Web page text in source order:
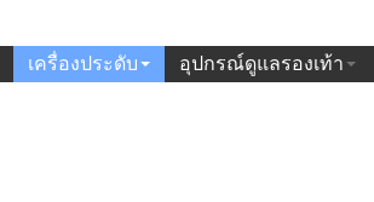
เครื่องประดับ อุปกรณ์ดูแลรองเท้า